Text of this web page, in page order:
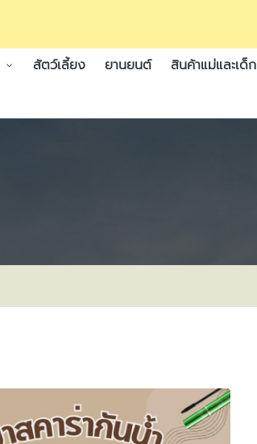
สัตว์เลี้ยง ยานยนต์ สินค้าแม่และเด็ก